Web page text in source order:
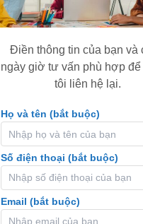
Điền thông tin của bạn và
ngày giờ tư vấn phù hợp để
tôi liên hệ lại.
Họ và tên (bắt buộc)
Số điện thoại (bắt buộc)
Email (bắt buộc)